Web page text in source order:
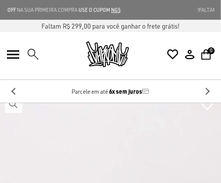
GANHE 5% OFFNA SUA PRIMEIRA COMPRA
Faltam R$ 299,00 para você ganhar o frete grátis!
0
Parcele em até6x sem juros